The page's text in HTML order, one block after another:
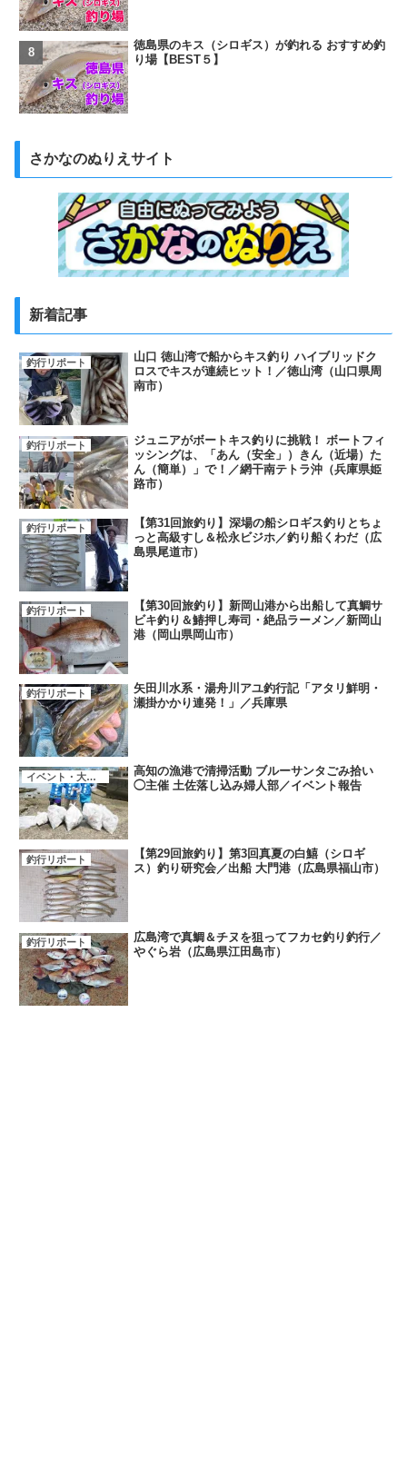
徳島県のキス（シロギス）が釣れる おすすめ釣
り場【BEST５】
さかなのぬりえサイト
新着記事
釣行リポート
山口 徳山湾で船からキス釣り ハイブリッドク
ロスでキスが連続ヒット！／徳山湾（山口県周
南市）
釣行リポート
ジュニアがボートキス釣りに挑戦！ ボートフィ
ッシングは、「あん（安全」）きん（近場）た
ん（簡単）」で！／網干南テトラ沖（兵庫県姫
路市）
釣行リポート
【第31回旅釣り】深場の船シロギス釣りとちょ
っと高級すし＆松永ビジホ／釣り船くわだ（広
島県尾道市）
釣行リポート
【第30回旅釣り】新岡山港から出船して真鯛サ
ビキ釣り＆鰆押し寿司・絶品ラーメン／新岡山
港（岡山県岡山市）
釣行リポート
矢田川水系・湯舟川アユ釣行記「アタリ鮮明・
瀬掛かかり連発！」／兵庫県
イベント・大会・キャンペーン
高知の漁港で清掃活動 ブルーサンタごみ拾い
◯主催 土佐落し込み婦人部／イベント報告
釣行リポート
【第29回旅釣り】第3回真夏の白鱚（シロギ
ス）釣り研究会／出船 大門港（広島県福山市）
釣行リポート
広島湾で真鯛＆チヌを狙ってフカセ釣り釣行／
やぐら岩（広島県江田島市）